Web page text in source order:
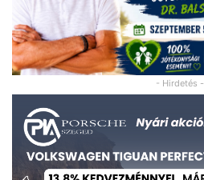
- Hirdetés -